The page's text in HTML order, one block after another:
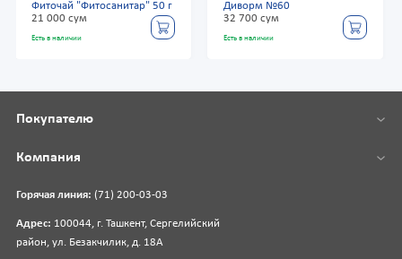
Фиточай "Фитосанитар" 50 г
21 000 сум
Есть в наличии
Диворм №60
32 700 сум
Есть в наличии
Горячая линия: (71) 200-03-03
Адрес: 100044, г. Ташкент, Сергелийский
район, ул. Безакчилик, д. 18А
Покупателю
Компания